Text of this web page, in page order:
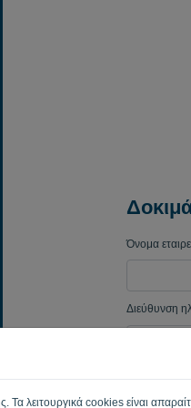
λειτουργικά cookies είναι
Όνομα
Διεύθυνση